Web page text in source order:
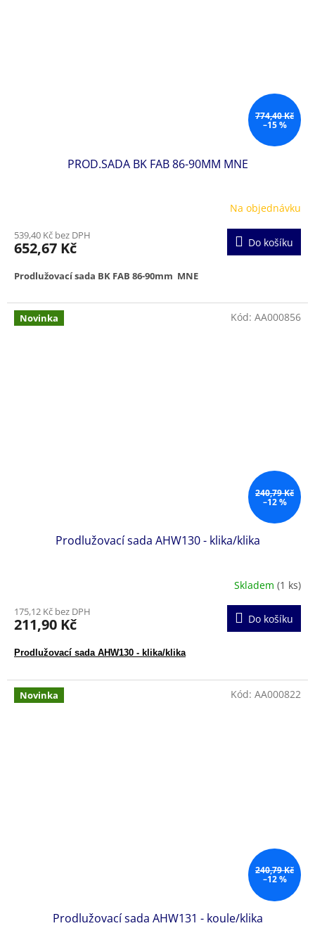
774,40 Kč
–15 %
PROD.SADA BK FAB 86-90MM MNE
Na objednávku
539,40 Kč bez DPH
652,67 Kč Do košíku
Prodlužovací sada BK FAB 86-90mm MNE
Novinka
240,79 Kč
–12 %
Prodlužovací sada AHW130 - klika/klika
Skladem (1 ks)
175,12 Kč bez DPH
211,90 Kč Do košíku
Prodlužovací sada AHW130 - klika/klika
Kód: AA000856
Novinka
240,79 Kč
–12 %
Prodlužovací sada AHW131 - koule/klika
Kód: AA000822